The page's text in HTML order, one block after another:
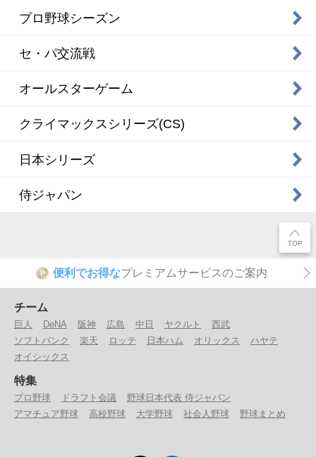
プロ野球シーズン
セ・パ交流戦
オールスターゲーム
クライマックスシリーズ(CS)
日本シリーズ
侍ジャパン
P 便利でお得なプレミアムサービスのご案内
チーム
巨人 DeNA 阪神 広島 中日 ヤクルト
西武
ソフトバンク
楽天 ロッテ 日本ハム オリックス
ハヤテ
オイシックス
特集
プロ野球 ドラフト会議
野球日本代表 侍ジャパン
アマチュア野球
高校野球 大学野球 社会人野球 野球まとめ